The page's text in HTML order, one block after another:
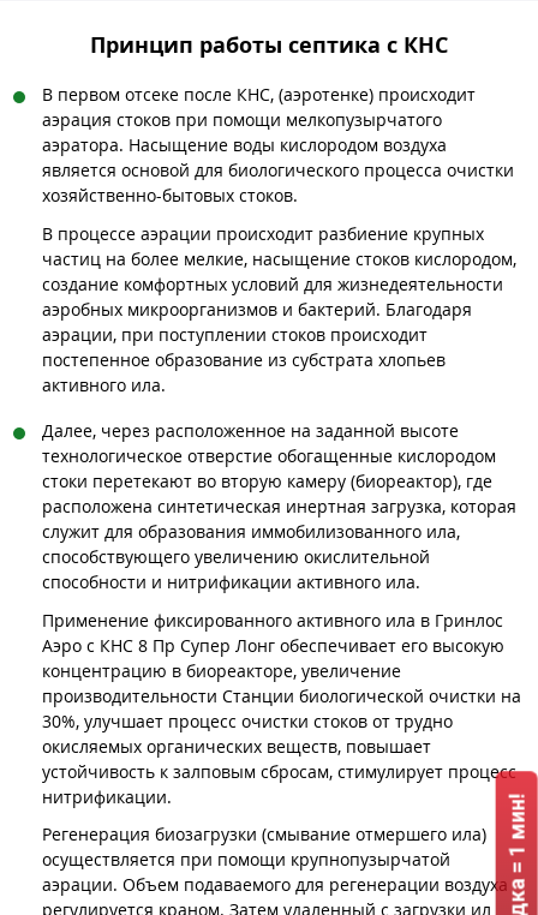
Принцип работы септика с КНС
В первом отсеке после КНС, (аэротенке) происходит
аэрация стоков при помощи мелкопузырчатого
аэратора. Насыщение воды кислородом воздуха
является основой для биологического процесса очистки
хозяйственно-бытовых стоков.
В процессе аэрации происходит разбиение крупных
частиц на более мелкие, насыщение стоков кислородом,
создание комфортных условий для жизнедеятельности
аэробных микроорганизмов и бактерий. Благодаря
аэрации, при поступлении стоков происходит
постепенное образование из субстрата хлопьев
активного ила.
Далее, через расположенное на заданной высоте
технологическое отверстие обогащенные кислородом
стоки перетекают во вторую камеру (биореактор), где
расположена синтетическая инертная загрузка, которая
служит для образования иммобилизованного ила,
способствующего увеличению окислительной
способности и нитрификации активного ила.
Применение фиксированного активного ила в Гринлос
Аэро с КНС 8 Пр Супер Лонг обеспечивает его высокую
концентрацию в биореакторе, увеличение
производительности Станции биологической очистки на
30%, улучшает процесс очистки стоков от трудно
окисляемых органических веществ, повышает
устойчивость к залповым сбросам, стимулирует процесс
нитрификации.
Регенерация биозагрузки (смывание отмершего ила)
осуществляется при помощи крупнопузырчатой
аэрации. Объем подаваемого для регенерации воздуха
регулируется краном. Затем удаленный с загрузки ил